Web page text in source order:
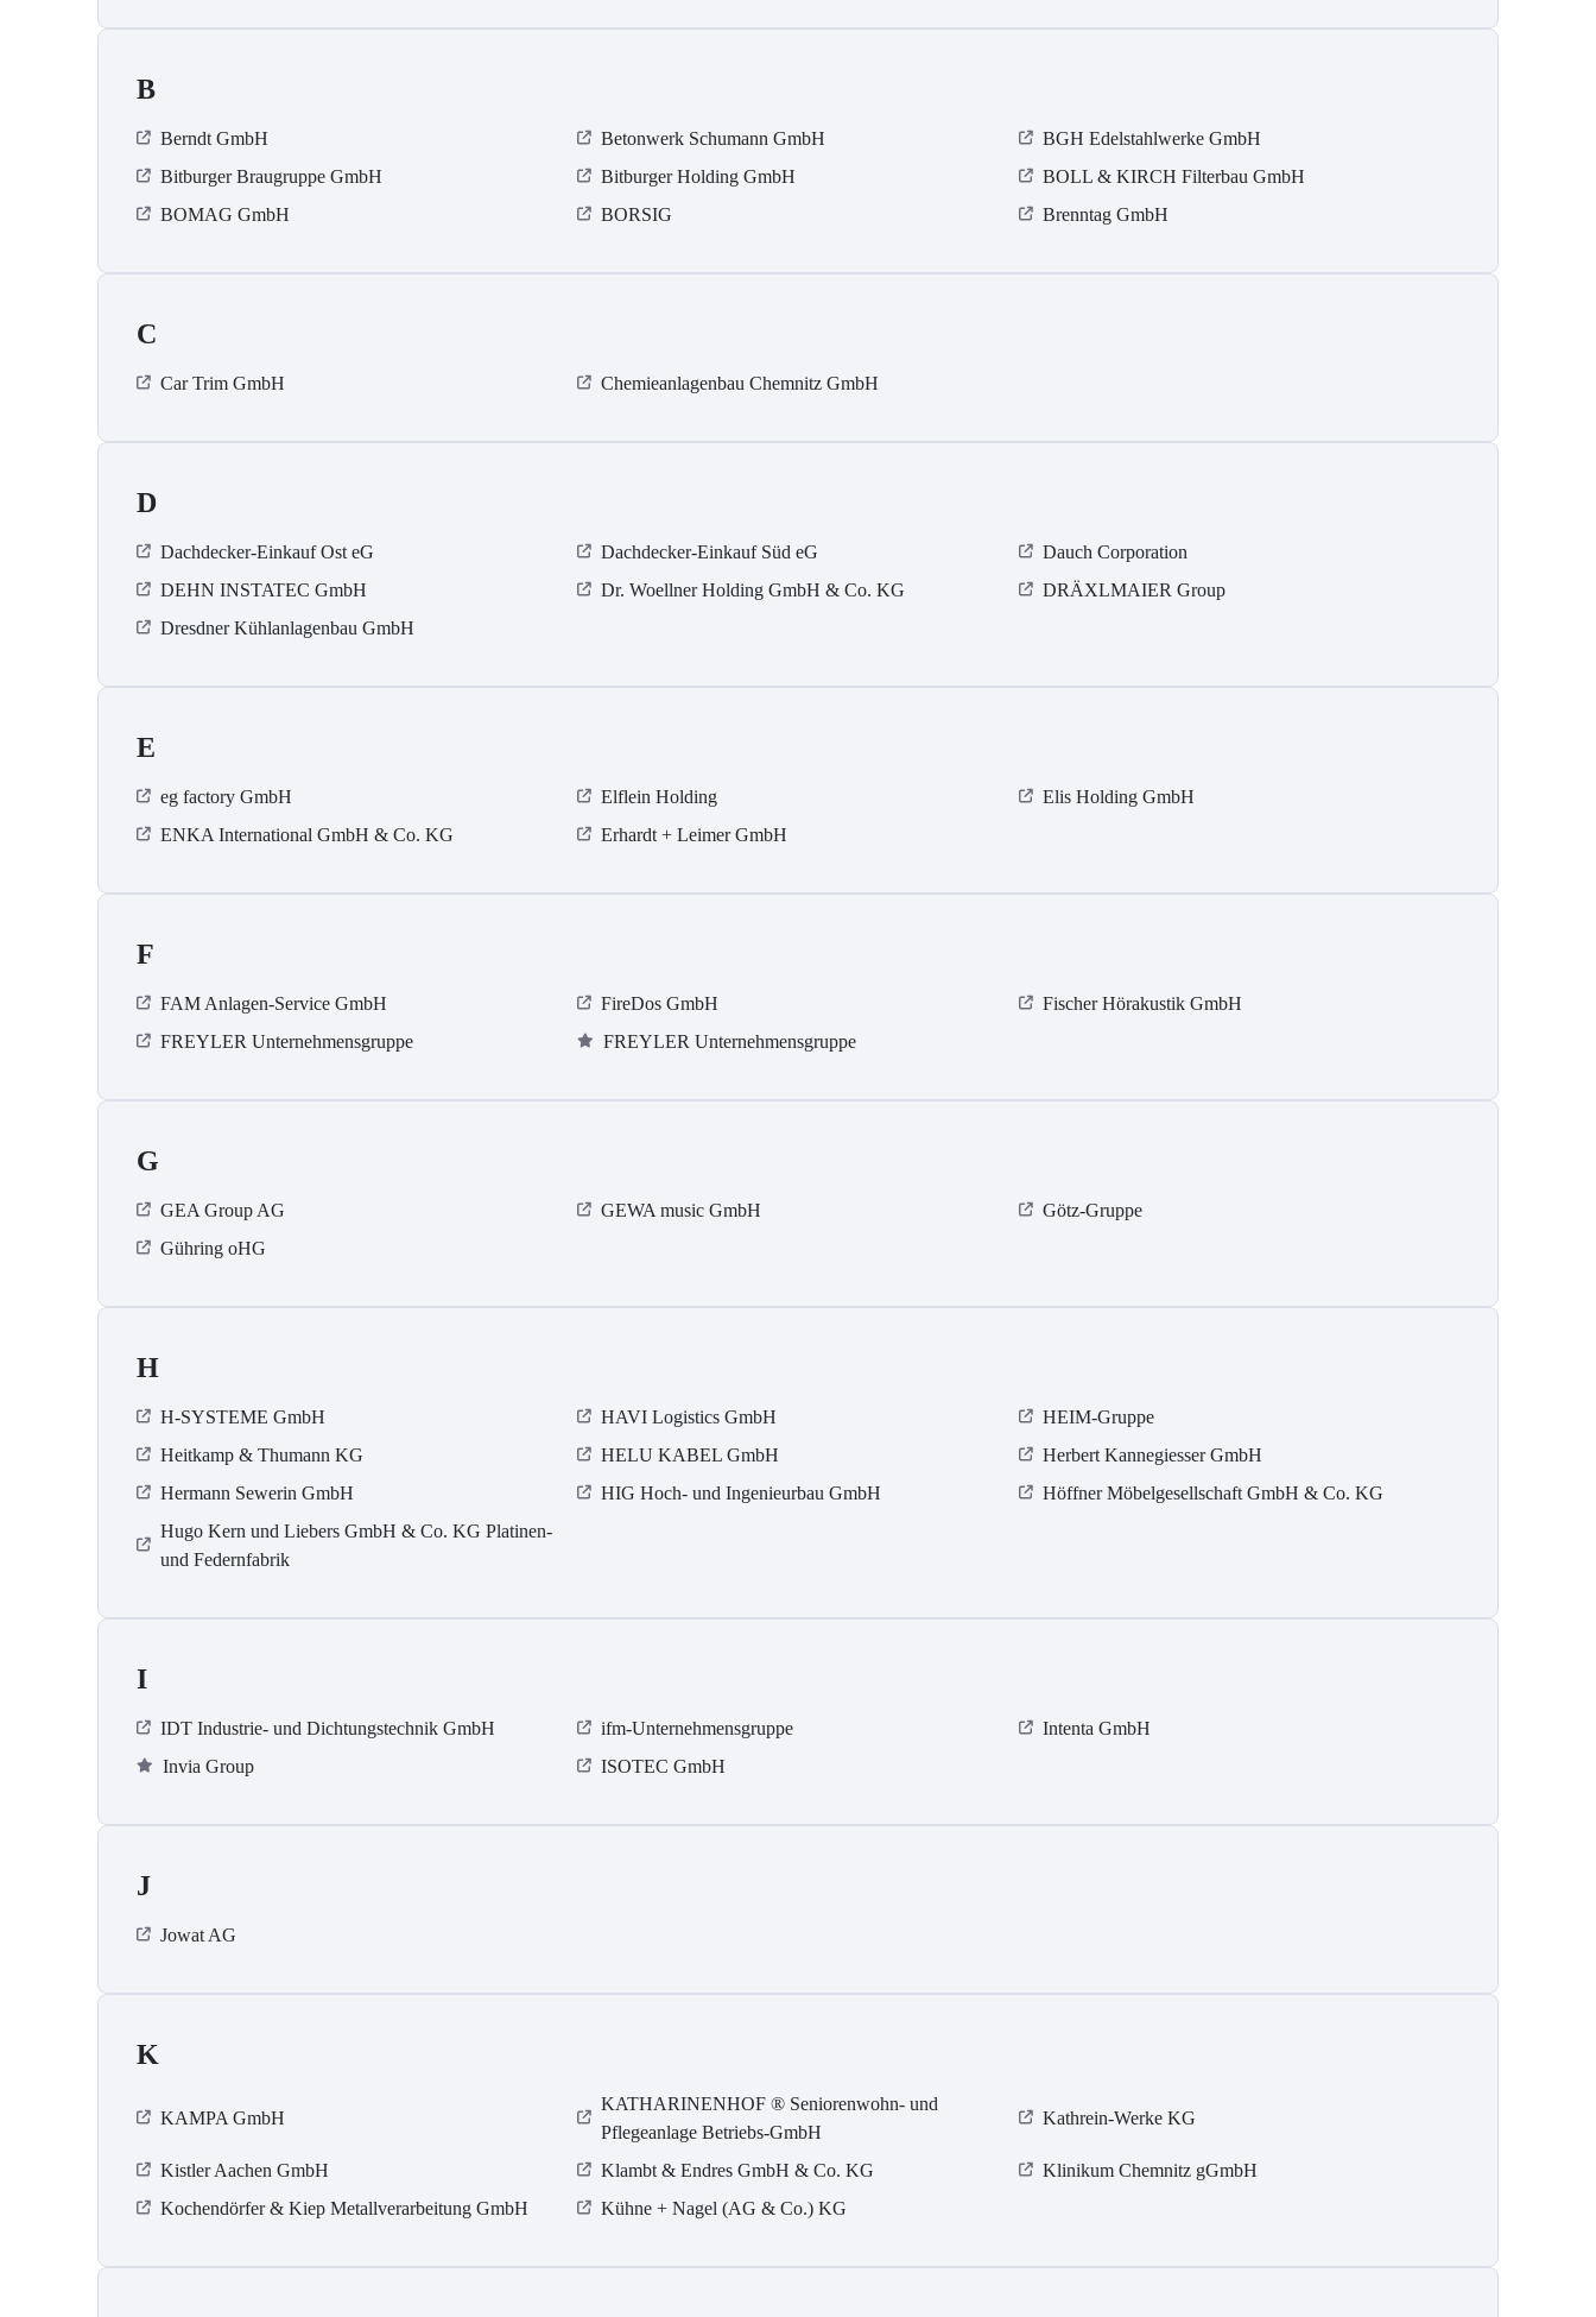
B
Berndt GmbH Betonwerk Schumann GmbH
BGH Edelstahlwerke GmbH
Bitburger Braugruppe GmbH
Bitburger Holding GmbH
BOLL & KIRCH Filterbau GmbH
BOMAG GmbH
BORSIG Brenntag GmbH
C
Car Trim GmbH Chemieanlagenbau Chemnitz GmbH
D
Dachdecker-Einkauf Ost eG Dachdecker-Einkauf Süd eG
Dauch Corporation
DEHN INSTATEC GmbH
Dr. Woellner Holding GmbH & Co. KG
DRÄXLMAIER Group
Dresdner Kühlanlagenbau GmbH
E
eg factory GmbH Elflein Holding
Elis Holding GmbH
ENKA International GmbH & Co. KG
Erhardt + Leimer GmbH
F
FAM Anlagen-Service GmbH FireDos GmbH
Fischer Hörakustik GmbH
FREYLER Unternehmensgruppe
FREYLER Unternehmensgruppe
G
GEA Group AG GEWA music GmbH
Götz-Gruppe
Gühring oHG
H
H-SYSTEME GmbH HAVI Logistics GmbH
HEIM-Gruppe
Heitkamp & Thumann KG
HELU KABEL GmbH
Herbert Kannegiesser GmbH
Hermann Sewerin GmbH
HIG Hoch- und Ingenieurbau GmbH
Höffner Möbelgesellschaft GmbH & Co. KG
Hugo Kern und Liebers GmbH & Co. KG Platinen-
und Federnfabrik
I
IDT Industrie- und Dichtungstechnik GmbH ifm-Unternehmensgruppe
Intenta GmbH
Invia Group
ISOTEC GmbH
J
Jowat AG
K
KAMPA GmbH
KATHARINENHOF ® Seniorenwohn- und
Pflegeanlage Betriebs-GmbH
Kathrein-Werke KG
Kistler Aachen GmbH Klambt & Endres GmbH & Co. KG
Klinikum Chemnitz gGmbH
Kochendörfer & Kiep Metallverarbeitung GmbH
Kühne + Nagel (AG & Co.) KG